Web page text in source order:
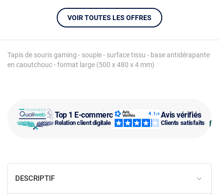
Top 1 E-commerce
Relation client digitale
Avis vérifiés
Clients satisfaits
Tapis de souris gaming - souple - surface tissu - base antidérapante
en caoutchouc - format large (500 x 480 x 4 mm)
VOIR TOUTES LES OFFRES
DESCRIPTIF